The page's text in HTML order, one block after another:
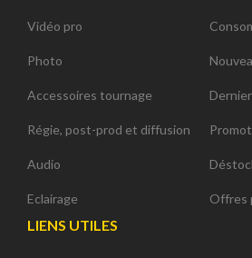
Vidéo pro
Photo
Accessoires tournage
Régie, post-prod et diffusion
Audio
Eclairage Offres
LIENS UTILES